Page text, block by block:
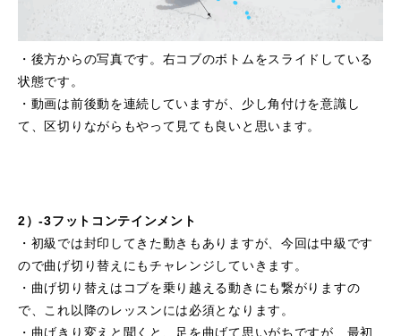
・後方からの写真です。右コブのボトムをスライドしている
状態です。
・動画は前後動を連続していますが、少し角付けを意識し
て、区切りながらもやって見ても良いと思います。
2）-3フットコンテインメント
・初級では封印してきた動きもありますが、今回は中級です
ので曲げ切り替えにもチャレンジしていきます。
・曲げ切り替えはコブを乗り越える動きにも繋がりますの
で、これ以降のレッスンには必須となります。
・曲げきり変えと聞くと、足を曲げて思いがちですが、最初